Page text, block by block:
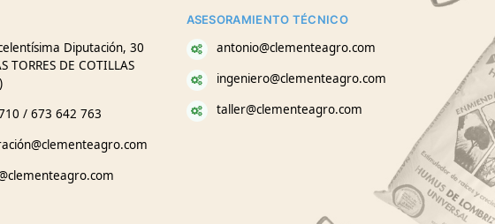
Diputación, 30
TORRES DE COTILLAS
/ 673 642 763
ASESORAMIENTO TÉCNICO
antonio@clementeagro.com
ingeniero@clementeagro.com
taller@clementeagro.com